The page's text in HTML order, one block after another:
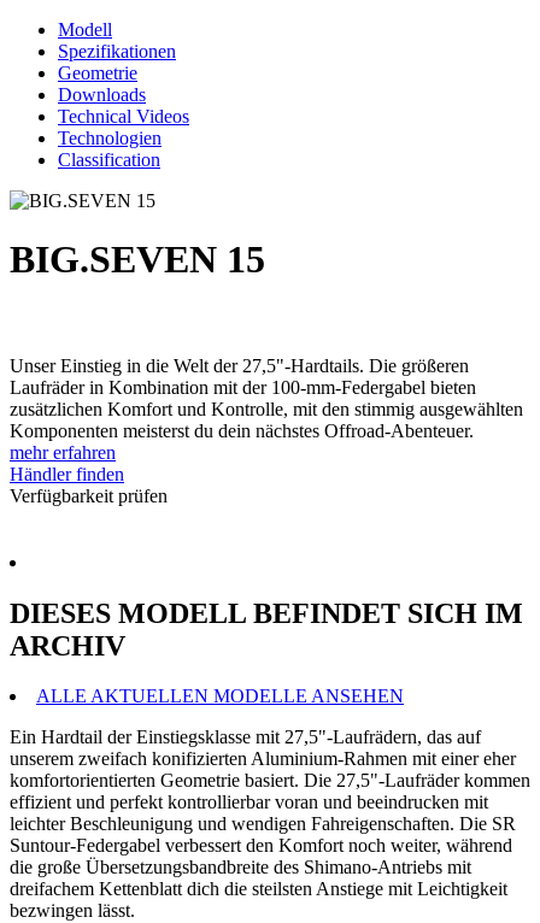
Modell
Spezifikationen
Geometrie
Downloads
Technical Videos
Technologien
Classification
BIG.SEVEN 15
Unser Einstieg in die Welt der 27,5"-Hardtails. Die größeren
Laufräder in Kombination mit der 100-mm-Federgabel bieten
zusätzlichen Komfort und Kontrolle, mit den stimmig ausgewählten
Komponenten meisterst du dein nächstes Offroad-Abenteuer.
mehr erfahren
Händler finden
Verfügbarkeit prüfen
DIESES MODELL BEFINDET SICH IM
ARCHIV
ALLE AKTUELLEN MODELLE ANSEHEN
Ein Hardtail der Einstiegsklasse mit 27,5"-Laufrädern, das auf
unserem zweifach konifizierten Aluminium-Rahmen mit einer eher
komfortorientierten Geometrie basiert. Die 27,5"-Laufräder kommen
effizient und perfekt kontrollierbar voran und beeindrucken mit
leichter Beschleunigung und wendigen Fahreigenschaften. Die SR
Suntour-Federgabel verbessert den Komfort noch weiter, während
die große Übersetzungsbandbreite des Shimano-Antriebs mit
dreifachem Kettenblatt dich die steilsten Anstiege mit Leichtigkeit
bezwingen lässt.